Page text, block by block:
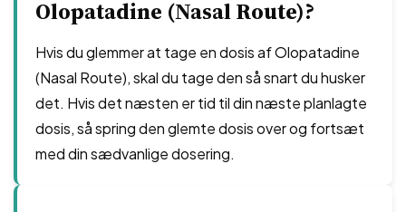
Olopatadine (Nasal Route)?
Hvis du glemmer at tage en dosis af Olopatadine
(Nasal Route), skal du tage den så snart du husker
det. Hvis det næsten er tid til din næste planlagte
dosis, så spring den glemte dosis over og fortsæt
med din sædvanlige dosering.